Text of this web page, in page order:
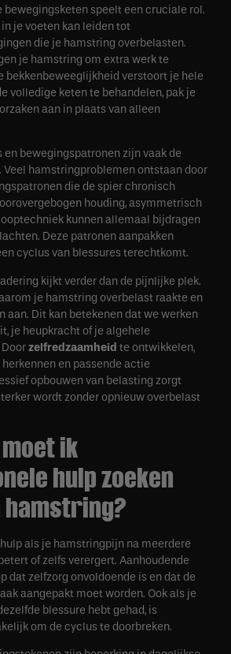
speelt een cruciale rol.
je voeten kan leiden tot
die je hamstring overbelasten.
je hamstring om extra werk te
bekkenbeweeglijkheid verstoort je hele
volledige keten te behandelen, pak je
aan in plaats van alleen
bewegingspatronen zijn vaak de
Veel hamstringproblemen ontstaan door
die de spier chronisch
houding, asymmetrisch
kunnen allemaal bijdragen
Deze patronen aanpakken
cyclus van blessures terechtkomt.
kijkt verder dan de pijnlijke plek.
je hamstring overbelast raakte en
aan. Dit kan betekenen dat we werken
je heupkracht of je algehele
zelfredzaamheid te ontwikkelen,
en passende actie
opbouwen van belasting zorgt
wordt zonder opnieuw overbelast
ik
hulp zoeken
als je hamstringpijn na meerdere
of zelfs verergert. Aanhoudende
dat zelfzorg onvoldoende is en dat de
aangepakt moet worden. Ook als je
blessure hebt gehad, is
om de cyclus te doorbreken.